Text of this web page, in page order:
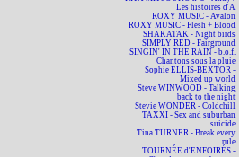
Les histoires d'A
ROXY MUSIC - Avalon
ROXY MUSIC - Flesh + Blood
SHAKATAK - Night birds
SIMPLY RED - Fairground
SINGIN' IN THE RAIN - b.o.f.
Chantons sous la pluie
Sophie ELLIS-BEXTOR -
Mixed up world
Steve WINWOOD - Talking
back to the night
Stevie WONDER - Coldchill
TAXXI - Sex and suburban
suicide
Tina TURNER - Break every
rule
TOURNÉE d'ENFOIRÉS -